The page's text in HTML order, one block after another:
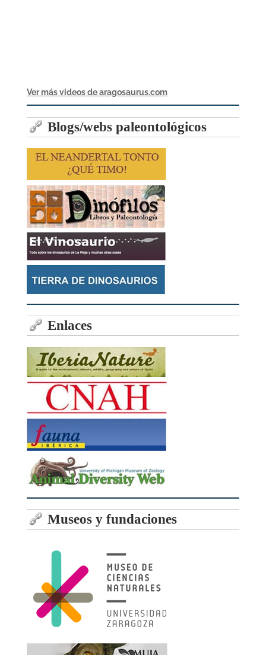
Ver más videos de aragosaurus.com
Blogs/webs paleontológicos
Enlaces
Museos y fundaciones